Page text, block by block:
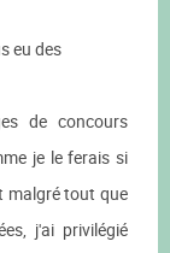
eu des
de concours
je le ferais si
malgré tout que
j'ai privilégié